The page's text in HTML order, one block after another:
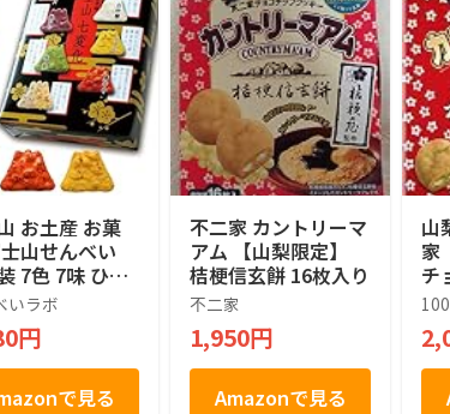
お土産 お菓
山せんべい
7色 7味 ひと
んべい 1箱 30
せんべいラボ
いラボ
円
で見る
不二家 カントリーマ
アム 【山梨限定】
桔梗信玄餅 16枚入り
不二家
1,950円
Amazonで見る
山
家
チ
ー
ン
信